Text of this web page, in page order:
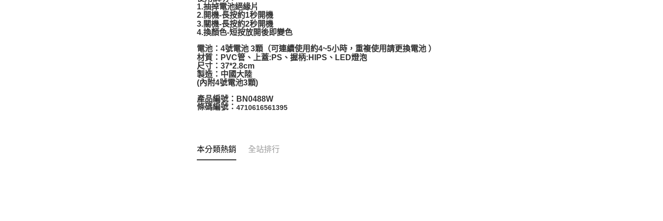
1.抽掉電池絕緣片
2.開機-長按約1秒開機
3.關機-長按約2秒開機
4.換顏色-短按放開後即變色
電池：4號電池 3顆（可連續使用約4~5小時，重複使用請更換電池 ）
材質：PVC管、上蓋:PS、握柄:HIPS、LED燈泡
尺寸：37*2.8cm
製造： 中國大陸
(內附4號電池3顆)
產品編號：BN0488W
條碼編號：4710616561395
本分類熱銷 全站排行